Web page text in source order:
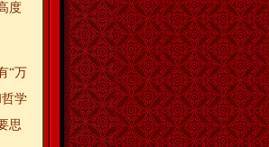
度
“万
学
思